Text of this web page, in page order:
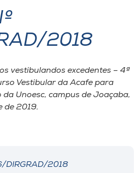
2018
vestibulandos excedentes – 4ª
Vestibular da Acafe para
Unoesc, campus de Joaçaba,
de 2019.
DIRGRAD/2018